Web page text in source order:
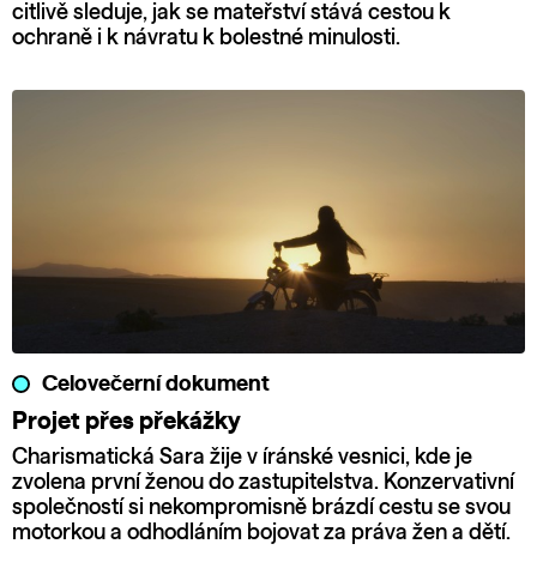
citlivě sleduje, jak se mateřství stává cestou k
ochraně i k návratu k bolestné minulosti.
Celovečerní dokument
Projet přes překážky
Charismatická Sara žije v íránské vesnici, kde je
zvolena první ženou do zastupitelstva. Konzervativní
společností si nekompromisně brázdí cestu se svou
motorkou a odhodláním bojovat za práva žen a dětí.